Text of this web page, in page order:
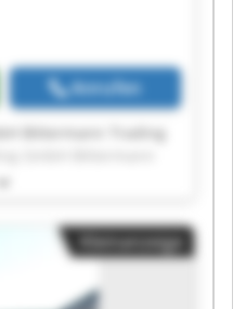
Anrufen
Bittermann Trading
Trading GmbH
GmbH Bittermann
Trading GmbH
Bittermann Trading
GmbH Bittermann
Kleinanzeige